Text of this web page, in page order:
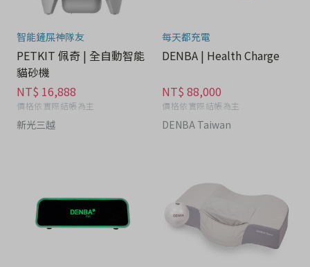
智能鏟屎神隊友
PETKIT 佩奇 | 全自動智能
貓砂機
NT$ 16,888
價格依實際結帳為主
新光三越
每天都充電
DENBA | Health Charge
NT$ 88,000
價格依實際結帳為主
DENBA Taiwan